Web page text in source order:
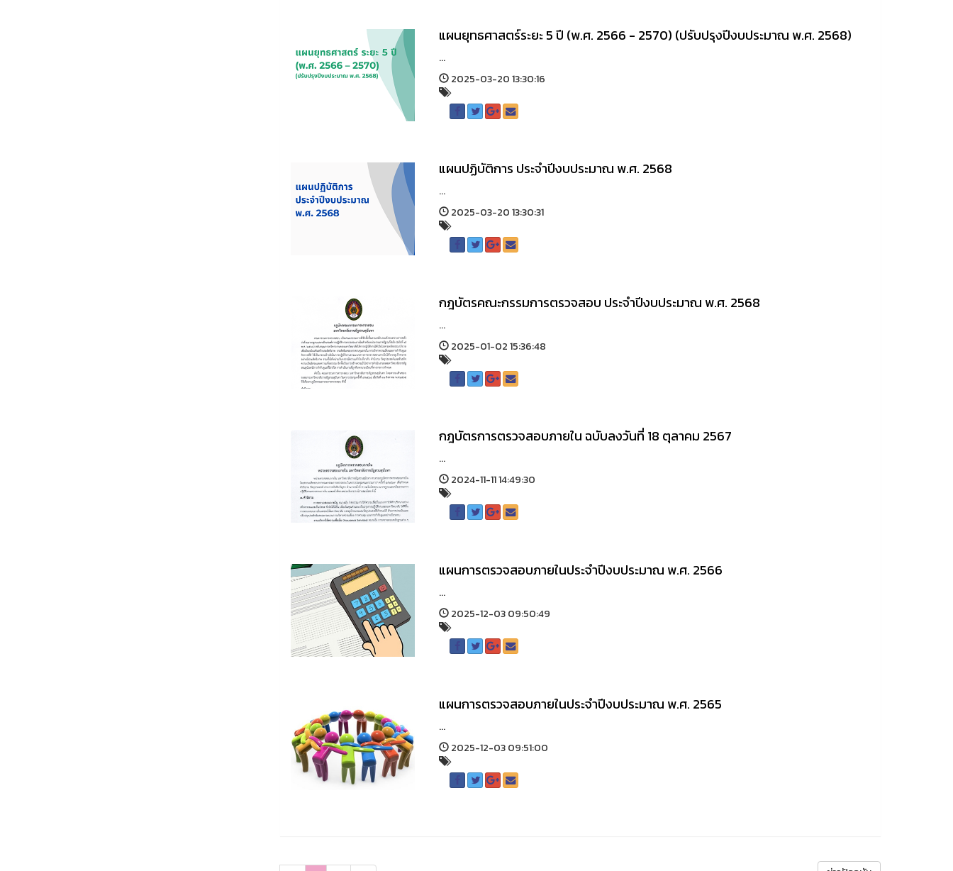
แผนยุทธศาสตร์ระยะ 5 ปี (พ.ศ. 2566 - 2570) (ปรับปรุงปีงบประมาณ พ.ศ. 2568)
...
2025-03-20 13:30:16
แผนปฏิบัติการ ประจำปีงบประมาณ พ.ศ. 2568
...
2025-03-20 13:30:31
กฎบัตรคณะกรรมการตรวจสอบ ประจำปีงบประมาณ พ.ศ. 2568
...
2025-01-02 15:36:48
กฎบัตรการตรวจสอบภายใน ฉบับลงวันที่ 18 ตุลาคม 2567
...
2024-11-11 14:49:30
แผนการตรวจสอบภายในประจำปีงบประมาณ พ.ศ. 2566
...
2025-12-03 09:50:49
แผนการตรวจสอบภายในประจำปีงบประมาณ พ.ศ. 2565
...
2025-12-03 09:51:00